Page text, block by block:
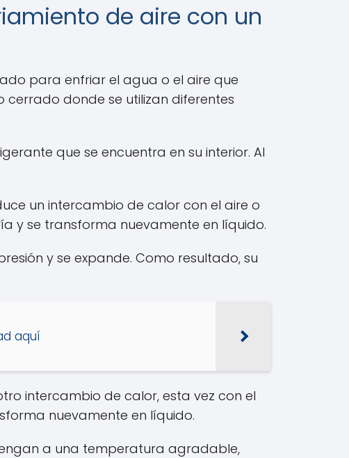
de aire con un
para enfriar el agua o el aire que
cerrado donde se utilizan diferentes
que se encuentra en su interior. Al
un intercambio de calor con el aire o
y se transforma nuevamente en líquido.
y se expande. Como resultado, su
aquí
intercambio de calor, esta vez con el
nuevamente en líquido.
a una temperatura agradable,